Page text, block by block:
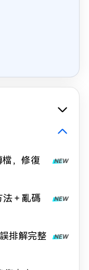
，修復
＋亂碼
排解完整